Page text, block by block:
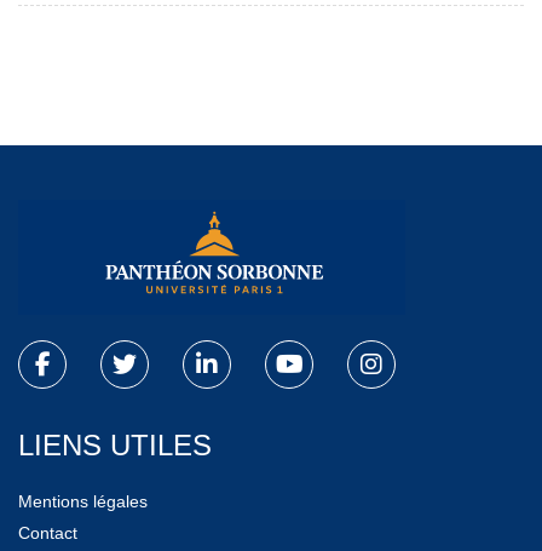
LIENS UTILES
Mentions légales
Contact